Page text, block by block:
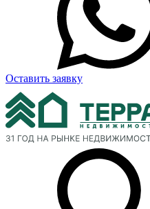
Оставить заявку